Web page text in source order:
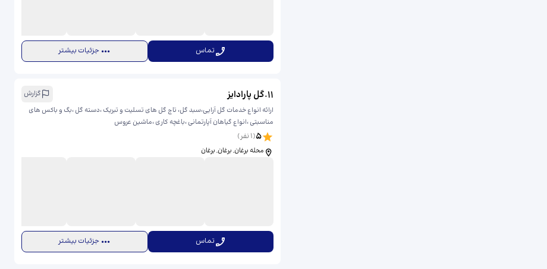
تماس جزئیات بیشتر
11
.گل پارادایز
گزارش
ارائه انواع خدمات گل آرایی،سبد گل، تاج گل های تسلیت و تبریک ،دسته گل ،بگ و باکس های
مناسبتی ،انواع گیاهان آپارتمانی ،باغچه کاری ،ماشین عروس
5
(
1 نفر)
محله برغان, برغان, برغان
تماس جزئیات بیشتر